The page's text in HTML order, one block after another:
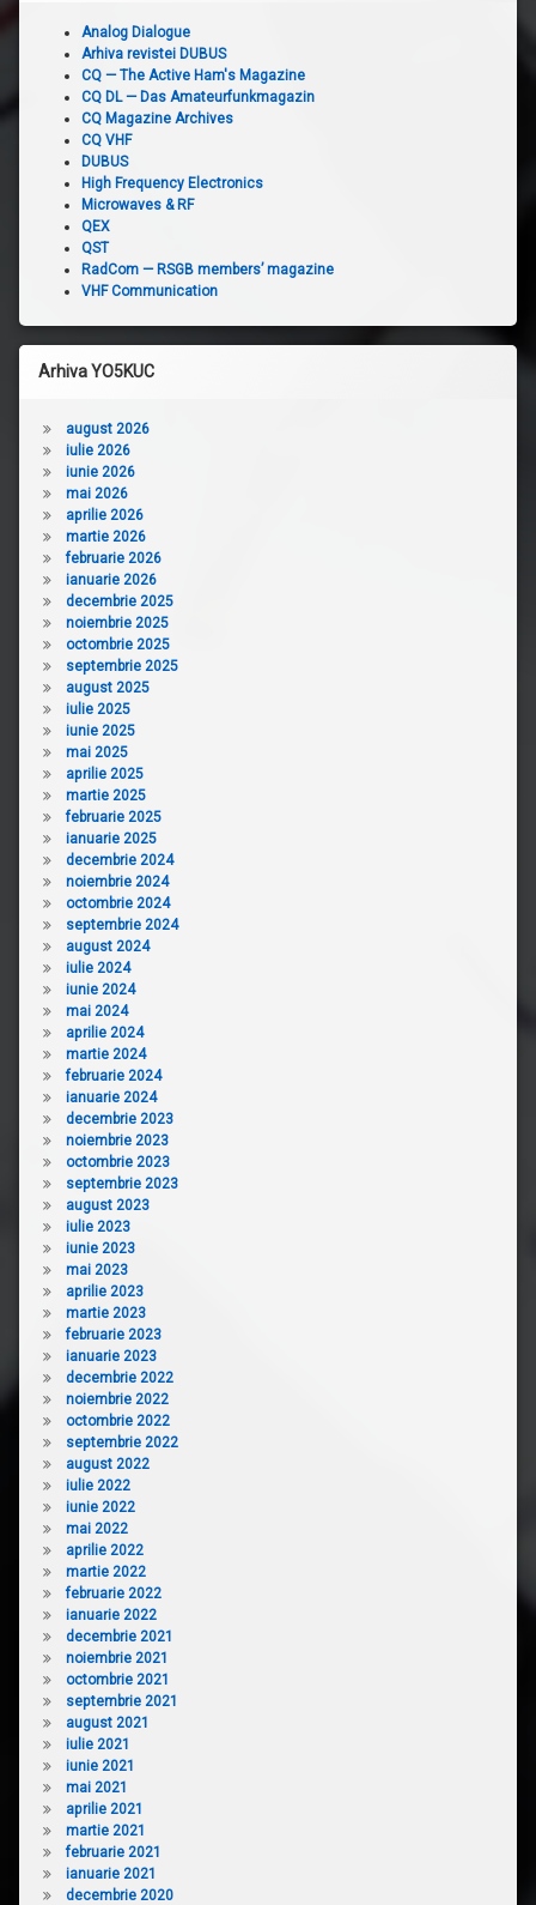
Analog Dialogue
Arhiva revistei DUBUS
CQ — The Active Ham's Magazine
CQ DL — Das Amateurfunkmagazin
CQ Magazine Archives
CQ VHF
DUBUS
High Frequency Electronics
Microwaves & RF
QEX
QST
RadCom — RSGB members’ magazine
VHF Communication
Arhiva YO5KUC
august 2026
iulie 2026
iunie 2026
mai 2026
aprilie 2026
martie 2026
februarie 2026
ianuarie 2026
decembrie 2025
noiembrie 2025
octombrie 2025
septembrie 2025
august 2025
iulie 2025
iunie 2025
mai 2025
aprilie 2025
martie 2025
februarie 2025
ianuarie 2025
decembrie 2024
noiembrie 2024
octombrie 2024
septembrie 2024
august 2024
iulie 2024
iunie 2024
mai 2024
aprilie 2024
martie 2024
februarie 2024
ianuarie 2024
decembrie 2023
noiembrie 2023
octombrie 2023
septembrie 2023
august 2023
iulie 2023
iunie 2023
mai 2023
aprilie 2023
martie 2023
februarie 2023
ianuarie 2023
decembrie 2022
noiembrie 2022
octombrie 2022
septembrie 2022
august 2022
iulie 2022
iunie 2022
mai 2022
aprilie 2022
martie 2022
februarie 2022
ianuarie 2022
decembrie 2021
noiembrie 2021
octombrie 2021
septembrie 2021
august 2021
iulie 2021
iunie 2021
mai 2021
aprilie 2021
martie 2021
februarie 2021
ianuarie 2021
decembrie 2020